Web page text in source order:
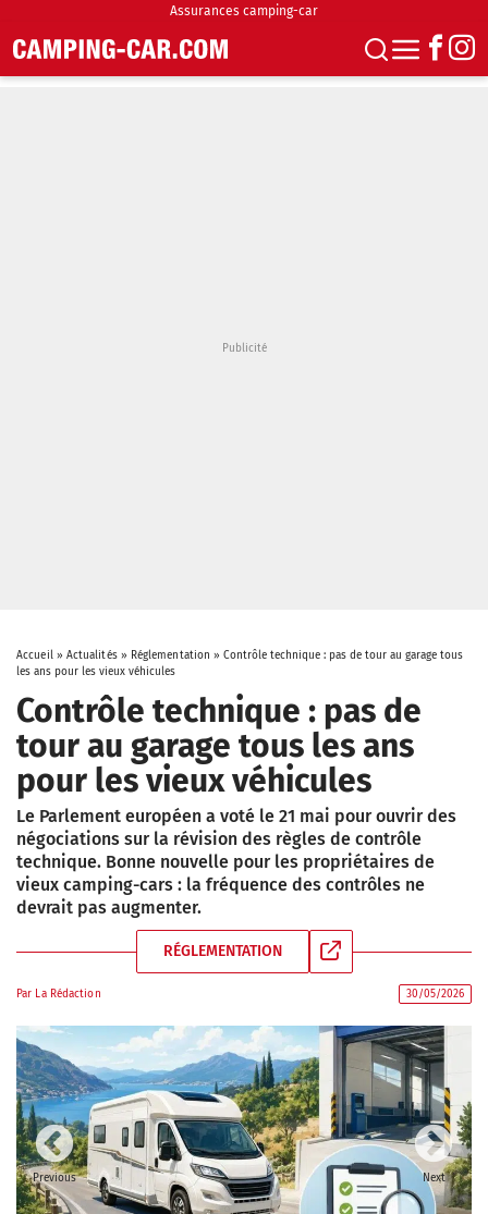
Assurances camping-car
Accueil» Actualités» Réglementation »Contrôle technique : pas de tour au garage tous
les ans pour les vieux véhicules
Contrôle technique : pas de
tour au garage tous les ans
pour les vieux véhicules
Le Parlement européen a voté le 21 mai pour ouvrir des
négociations sur la révision des règles de contrôle
technique. Bonne nouvelle pour les propriétaires de
vieux camping-cars : la fréquence des contrôles ne
devrait pas augmenter.
RÉGLEMENTATION
Par La Rédaction 30/05/2026
Previous Next